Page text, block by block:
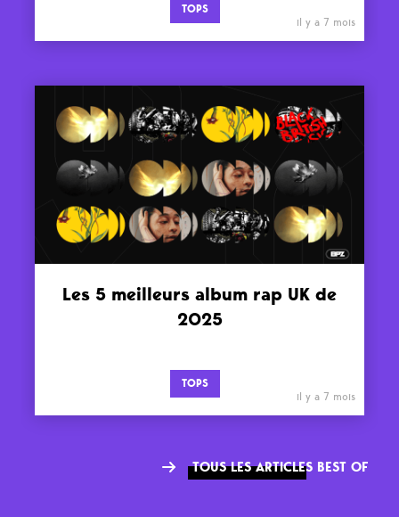
TOPS
il y a 7 mois
Les 5 meilleurs album rap UK de
2025
TOPS
il y a 7 mois
TOUS LES ARTICLES BEST OF